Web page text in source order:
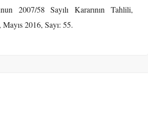
2007/58 Sayılı Kararının Tahlili,
2016, Sayı: 55.